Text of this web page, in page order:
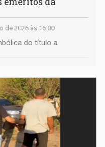
de 2026 às 16:00
do título a